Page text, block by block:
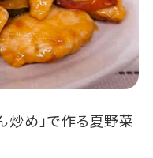
炒め」で作る夏野菜